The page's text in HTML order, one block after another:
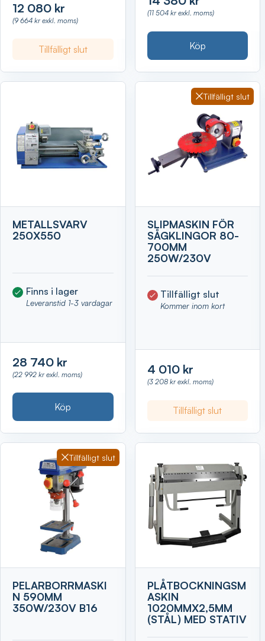
12 080 kr
(9 664 kr exkl. moms)
Tillfälligt slut
(11 504 kr exkl. moms)
Köp
METALLSVARV
250X550
Finns i lager
Leveranstid 1-3 vardagar
28 740 kr
(22 992 kr exkl. moms)
Köp
Tillfälligt slut
SLIPMASKIN FÖR
SÅGKLINGOR 80-
700MM
250W/230V
Tillfälligt slut
Kommer inom kort
4 010 kr
(3 208 kr exkl. moms)
Tillfälligt slut
Tillfälligt slut
PELARBORRMASKI
N 590MM
350W/230V B16
PLÅTBOCKNINGSM
ASKIN
1020MMX2,5MM
(STÅL) MED STATIV